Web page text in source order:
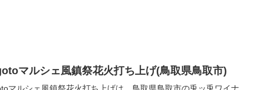
マルシェ風鎮祭花火打ち上げ(鳥取県鳥取市)
マルシェ風鎮祭花火打ち上げは、鳥取県鳥取市の兎ッ兎ワイナ